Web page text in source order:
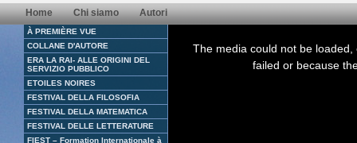
Home Chi siamo Autori
À PREMIÈRE VUE
COLLANE D'AUTORE
ERA LA RAI- ALLE ORIGINI DEL
SERVIZIO PUBBLICO
ETOILES NOIRES
FESTIVAL DELLA FILOSOFIA
FESTIVAL DELLA MATEMATICA
FESTIVAL DELLE LETTERATURE
FIEST – Formation Internationale à
The media could not be
failed or because